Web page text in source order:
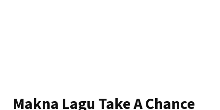
Makna Lagu Take A Chance